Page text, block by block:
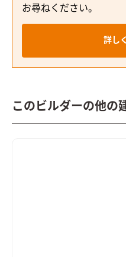
お尋ねください。
詳し
このビルダーの他の